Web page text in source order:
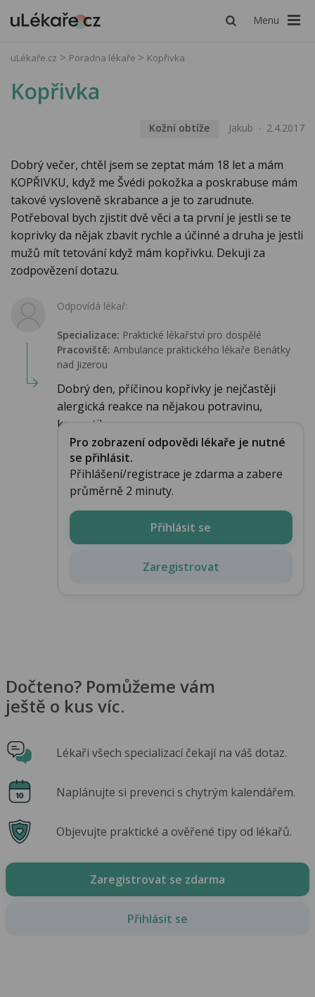
Menu
uLékaře.cz Poradna lékaře Kopřivka
Kopřivka
Kožní obtíže Jakub 2.4.2017
Dobrý večer, chtěl jsem se zeptat mám 18 let a mám
KOPŘIVKU, když me Švédi pokožka a poskrabuse mám
takové vysloveně skrabance a je to zarudnute.
Potřeboval bych zjistit dvě věci a ta první je jestli se te
koprivky da nějak zbavit rychle a účinné a druha je jestli
mužů mít tetování když mám kopřivku. Dekuji za
zodpovězení dotazu.
Odpovídá lékař:
Specializace: Praktické lékařství pro dospělé
Pracoviště: Ambulance praktického lékaře Benátky
nad Jizerou
Dobrý den, příčinou kopřivky je nejčastěji
alergická reakce na nějakou potravinu,
kosmetiku...
Pro zobrazení odpovědi lékaře je nutné
se přihlásit.
Přihlášení/registrace je zdarma a zabere
průměrně 2 minuty.
Přihlásit se
Zaregistrovat
Dočteno? Pomůžeme vám
ještě o kus víc.
Lékaři všech specializací čekají na váš dotaz.
Naplánujte si prevenci s chytrým kalendářem.
Objevujte praktické a ověřené tipy od lékařů.
Zaregistrovat se zdarma
Přihlásit se